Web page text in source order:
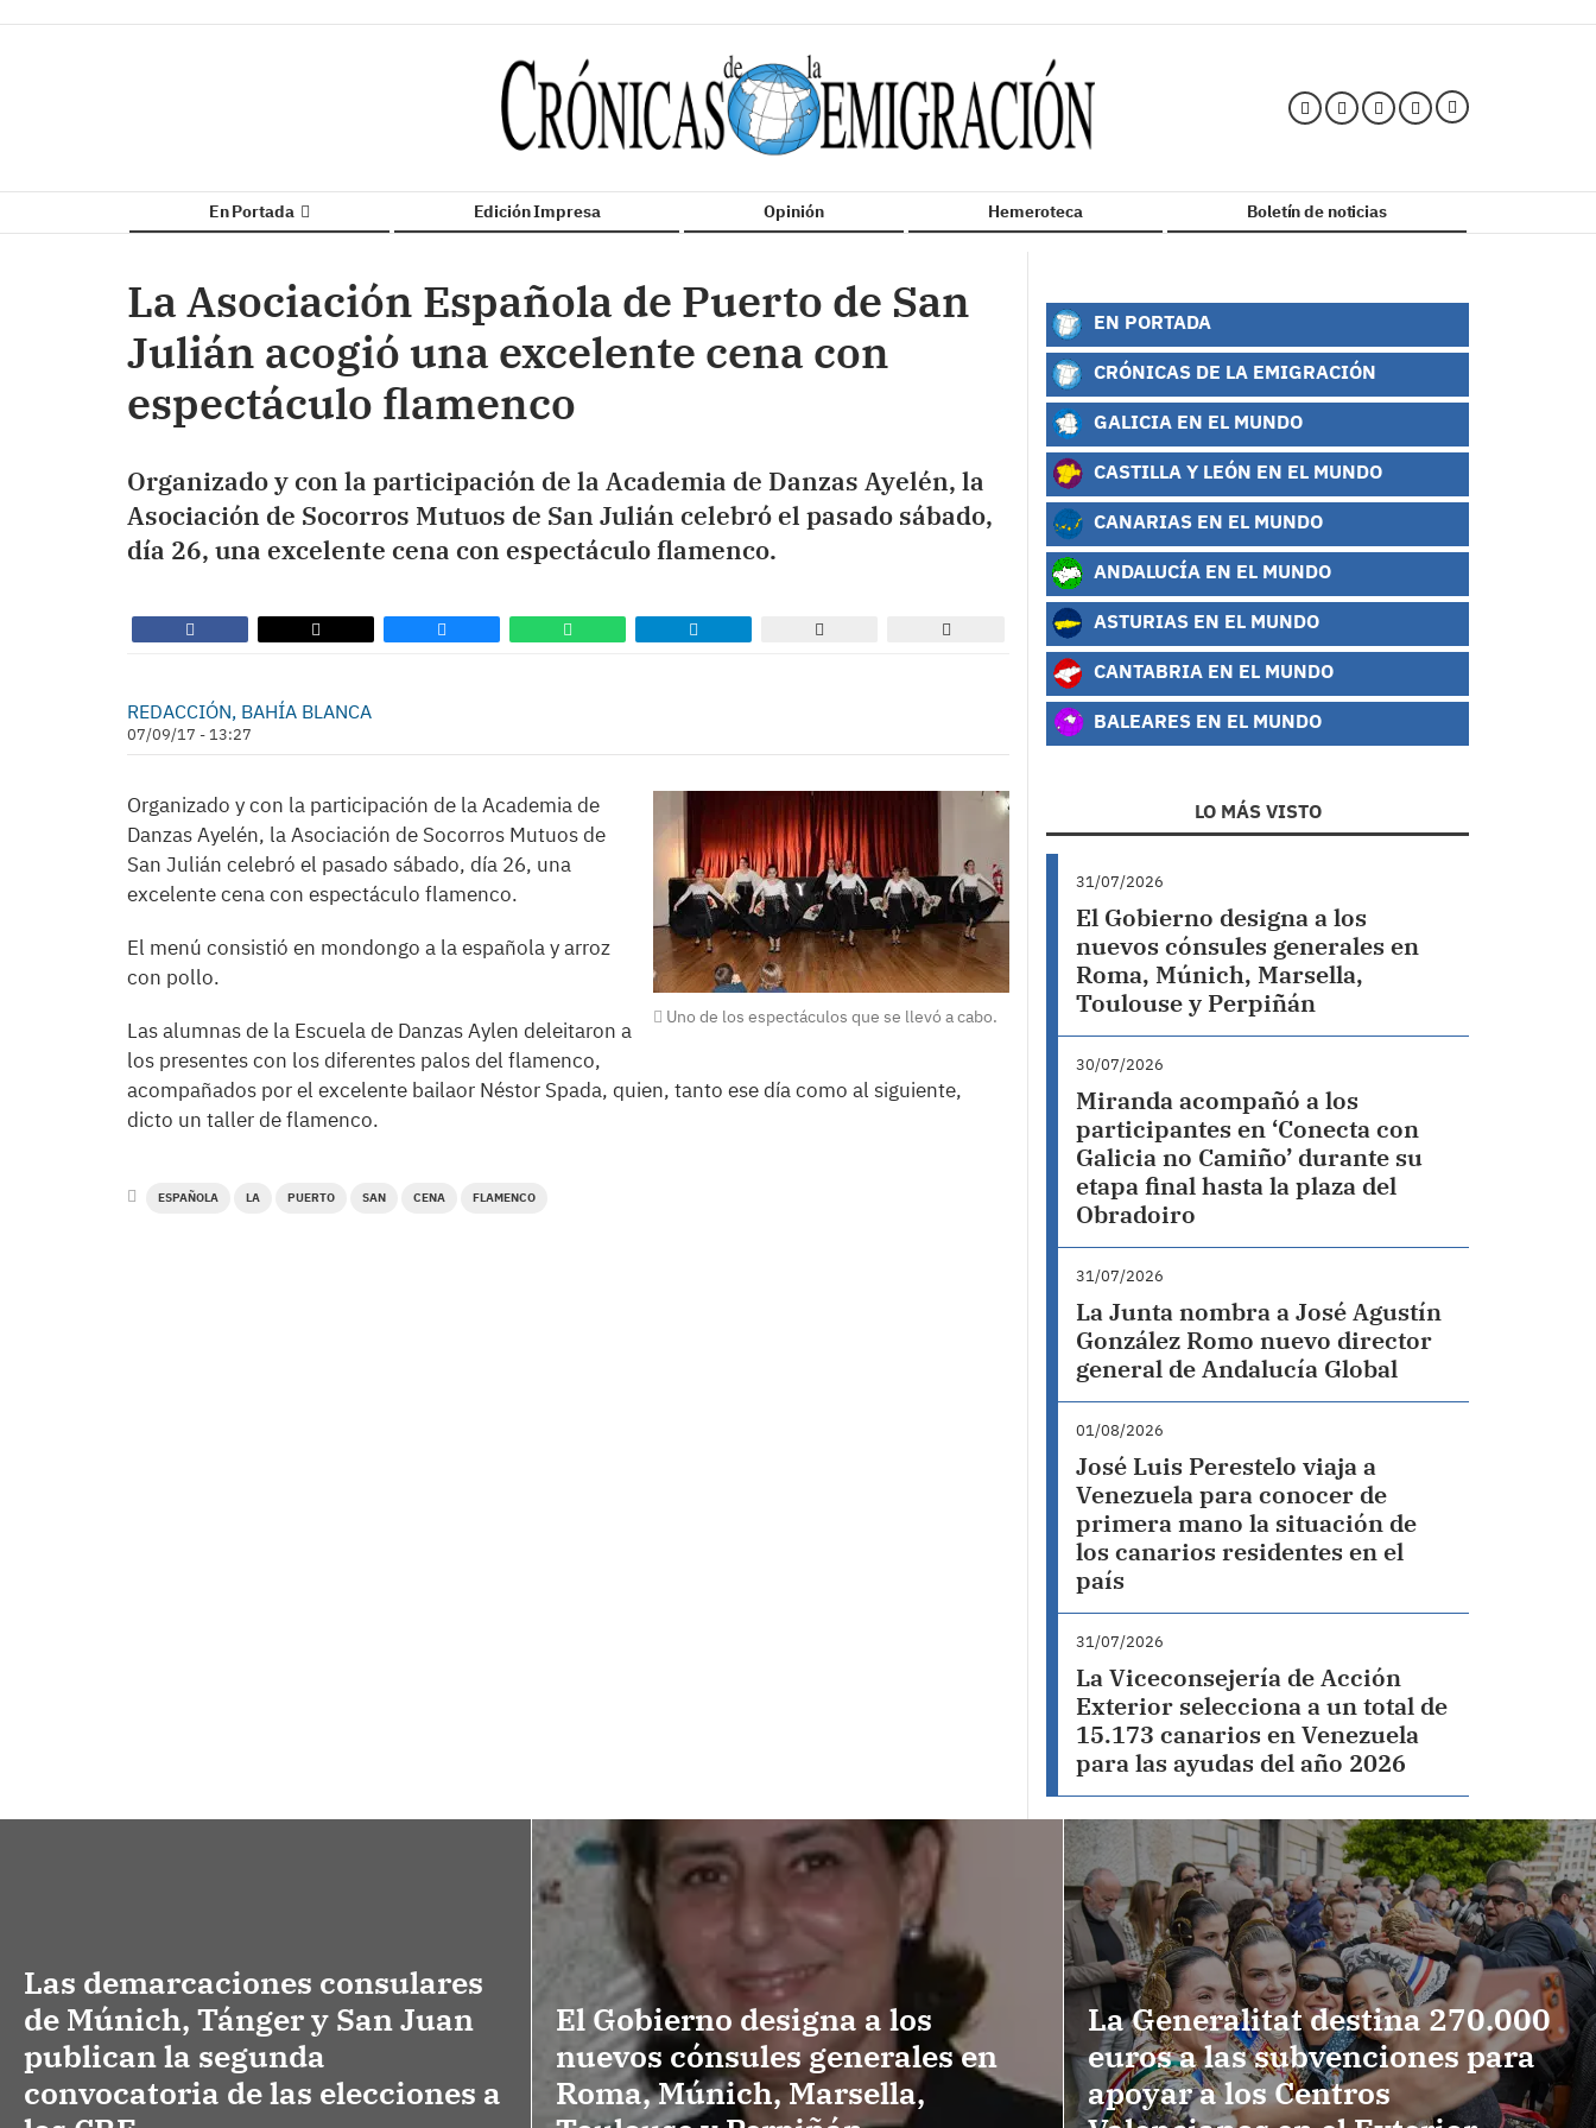
En Portada Edición Impresa Opinión Hemeroteca Boletín de noticias
La Asociación Española de Puerto de San
Julián acogió una excelente cena con
espectáculo flamenco
Organizado y con la participación de la Academia de Danzas Ayelén, la
Asociación de Socorros Mutuos de San Julián celebró el pasado sábado,
día 26, una excelente cena con espectáculo flamenco.
REDACCIÓN, BAHÍA BLANCA
07/09/17 - 13:27
Uno de los espectáculos que se llevó a cabo.
Organizado y con la participación de la Academia de
Danzas Ayelén, la Asociación de Socorros Mutuos de
San Julián celebró el pasado sábado, día 26, una
excelente cena con espectáculo flamenco.
El menú consistió en mondongo a la española y arroz
con pollo.
Las alumnas de la Escuela de Danzas Aylen deleitaron a
los presentes con los diferentes palos del flamenco,
acompañados por el excelente bailaor Néstor Spada, quien, tanto ese día como al siguiente,
dicto un taller de flamenco.
ESPAÑOLA LA PUERTO SAN CENA FLAMENCO
EN PORTADA
CRÓNICAS DE LA EMIGRACIÓN
GALICIA EN EL MUNDO
CASTILLA Y LEÓN EN EL MUNDO
CANARIAS EN EL MUNDO
ANDALUCÍA EN EL MUNDO
ASTURIAS EN EL MUNDO
CANTABRIA EN EL MUNDO
BALEARES EN EL MUNDO
LO MÁS VISTO
31/07/2026
El Gobierno designa a los
nuevos cónsules generales en
Roma, Múnich, Marsella,
Toulouse y Perpiñán
30/07/2026
Miranda acompañó a los
participantes en ‘Conecta con
Galicia no Camiño’ durante su
etapa final hasta la plaza del
Obradoiro
31/07/2026
La Junta nombra a José Agustín
González Romo nuevo director
general de Andalucía Global
01/08/2026
José Luis Perestelo viaja a
Venezuela para conocer de
primera mano la situación de
los canarios residentes en el
país
31/07/2026
La Viceconsejería de Acción
Exterior selecciona a un total de
15.173 canarios en Venezuela
para las ayudas del año 2026
Las demarcaciones consulares
de Múnich, Tánger y San Juan
publican la segunda
convocatoria de las elecciones a
El Gobierno designa a los
nuevos cónsules generales en
Roma, Múnich, Marsella,
La Generalitat destina 270.000
euros a las subvenciones para
apoyar a los Centros